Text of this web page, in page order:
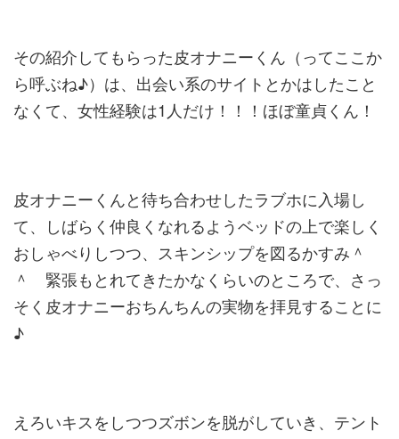
その紹介してもらった皮オナニーくん（ってここか
ら呼ぶね♪）は、出会い系のサイトとかはしたこと
なくて、女性経験は1人だけ！ ！！ほぼ童貞くん！
皮オナニーくんと待ち合わせしたラブホに入場し
て、しばらく仲良 くなれるようベッドの上で楽しく
おしゃべりしつつ、スキンシップを図るかすみ＾
＾ 緊張もとれてきたかなくらいのところで、さっ
そく皮オナニーおちんちんの実物を拝見することに
♪
えろいキスをしつつズボンを脱がしていき、テント